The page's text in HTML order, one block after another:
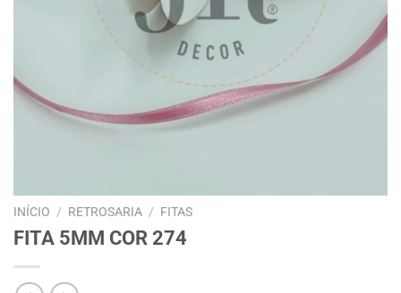
INÍCIO / RETROSARIA / FITAS
FITA 5MM COR 274